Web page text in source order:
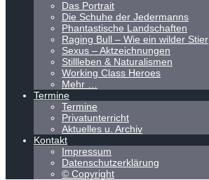
Das Portrait
Die Schuhe der Jedermanns
Phantastische Landschaften
Raging Bull – Wie ein wilder Stier
Sexus – Aktzeichnungen
Stillleben & Naturalismen
Working Class Heroes
Mehr …
Termine
Termine
Privatunterricht
Aktuelles u. Archiv
Kontakt
Impressum
Datenschutzerklärung
© Copyright